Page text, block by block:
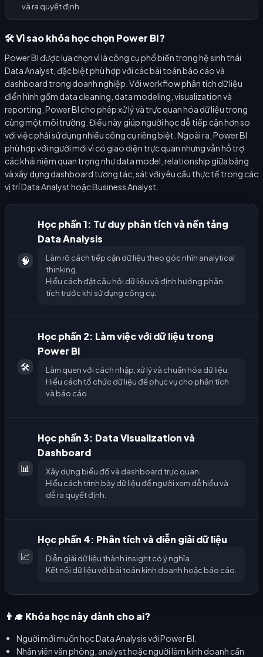
và ra quyết định.
🛠️ Vì sao khóa học chọn Power BI?
Power BI được lựa chọn vì là công cụ phổ biến trong hệ sinh thái
Data Analyst, đặc biệt phù hợp với các bài toán báo cáo và
dashboard trong doanh nghiệp. Với workflow phân tích dữ liệu
điển hình gồm data cleaning, data modeling, visualization và
reporting, Power BI cho phép xử lý và trực quan hóa dữ liệu trong
cùng một môi trường. Điều này giúp người học dễ tiếp cận hơn so
với việc phải sử dụng nhiều công cụ riêng biệt. Ngoài ra, Power BI
phù hợp với người mới vì có giao diện trực quan nhưng vẫn hỗ trợ
các khái niệm quan trọng như data model, relationship giữa bảng
và xây dựng dashboard tương tác, sát với yêu cầu thực tế trong các
vị trí Data Analyst hoặc Business Analyst.
🧠
Học phần 1: Tư duy phân tích và nền tảng
Data Analysis
Làm rõ cách tiếp cận dữ liệu theo góc nhìn analytical
thinking.
Hiểu cách đặt câu hỏi dữ liệu và định hướng phân
tích trước khi sử dụng công cụ.
🛠️
Học phần 2: Làm việc với dữ liệu trong
Power BI
Làm quen với cách nhập, xử lý và chuẩn hóa dữ liệu.
Hiểu cách tổ chức dữ liệu để phục vụ cho phân tích
và báo cáo.
📊
Học phần 3: Data Visualization và
Dashboard
Xây dựng biểu đồ và dashboard trực quan.
Hiểu cách trình bày dữ liệu để người xem dễ hiểu và
dễ ra quyết định.
📈
Học phần 4: Phân tích và diễn giải dữ liệu
Diễn giải dữ liệu thành insight có ý nghĩa.
Kết nối dữ liệu với bài toán kinh doanh hoặc báo cáo.
👨‍🎓 Khóa học này dành cho ai?
Người mới muốn học Data Analysis với Power BI.
Nhân viên văn phòng, analyst hoặc người làm kinh doanh cần